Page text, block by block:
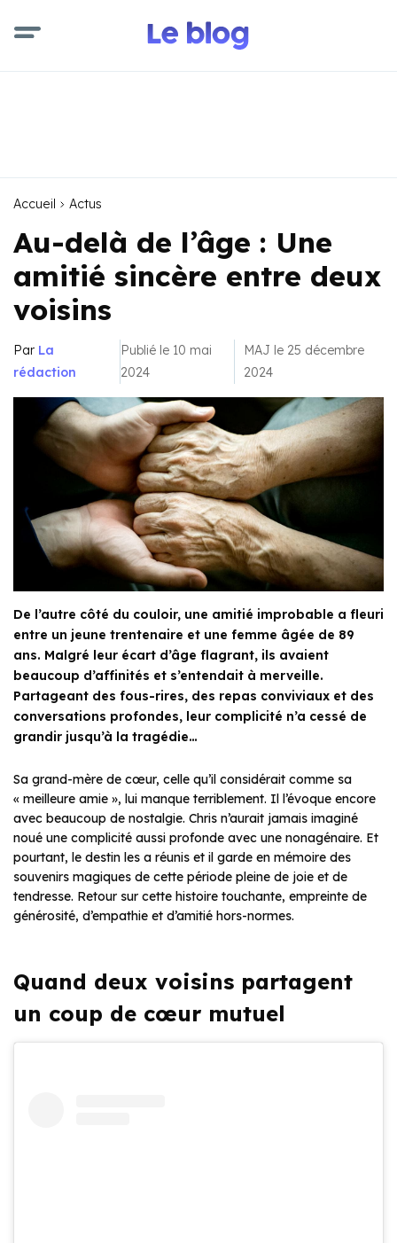
Accueil Actus
Au-delà de l’âge : Une
amitié sincère entre deux
voisins
Par La
rédaction
Publié le 10 mai
2024
MAJ le 25 décembre
2024
De l’autre côté du couloir, une amitié improbable a fleuri
entre un jeune trentenaire et une femme âgée de 89
ans. Malgré leur écart d’âge flagrant, ils avaient
beaucoup d’affinités et s’entendait à merveille.
Partageant des fous-rires, des repas conviviaux et des
conversations profondes, leur complicité n’a cessé de
grandir jusqu’à la tragédie…
Sa grand-mère de cœur, celle qu’il considérait comme sa
« meilleure amie », lui manque terriblement. Il l’évoque encore
avec beaucoup de nostalgie. Chris n’aurait jamais imaginé
noué une complicité aussi profonde avec une nonagénaire. Et
pourtant, le destin les a réunis et il garde en mémoire des
souvenirs magiques de cette période pleine de joie et de
tendresse. Retour sur cette histoire touchante, empreinte de
générosité, d’empathie et d’amitié hors-normes.
Quand deux voisins partagent
un coup de cœur mutuel